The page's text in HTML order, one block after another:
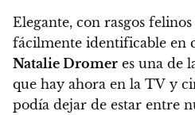
Elegante, con rasgos
fácilmente identificable en
Natalie Dromer es una de
que hay ahora en la TV y
podía dejar de estar entre